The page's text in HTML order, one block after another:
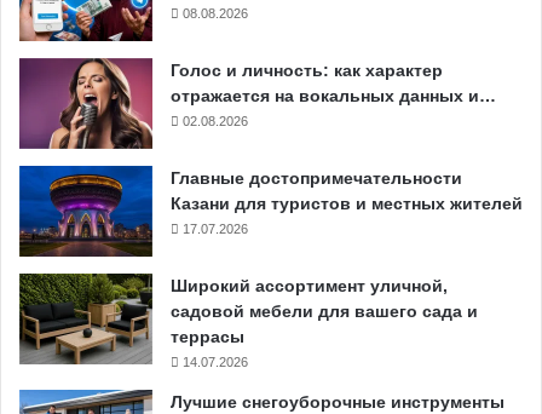
08.08.2026
Голос и личность: как характер
отражается на вокальных данных и…
02.08.2026
Главные достопримечательности
Казани для туристов и местных жителей
17.07.2026
Широкий ассортимент уличной,
садовой мебели для вашего сада и
террасы
14.07.2026
Лучшие снегоуборочные инструменты